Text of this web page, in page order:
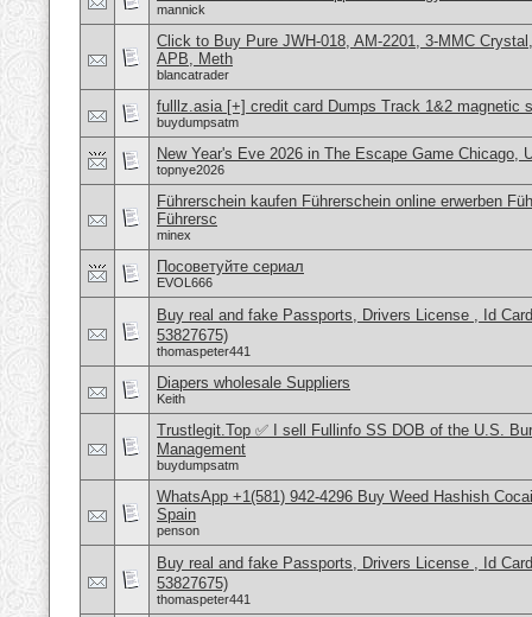
mannick
Click to Buy Pure JWH-018, AM-2201, 3-MMC
APB, Meth
blancatrader
fulllz.asia [+] credit card Dumps Track 1&2 magnetic
buydumpsatm
New Year's Eve 2026 in The Escape Game Chicago,
topnye2026
Führerschein kaufen Führerschein online erwerben
Führersc
minex
Посоветуйте сериал
EVOL666
Buy real and fake Passports, Drivers License , Id
53827675)
thomaspeter441
Diapers wholesale Suppliers
Keith
Trustlegit.Top ✅ I sell Fullinfo SS DOB of the U.S.
Management
buydumpsatm
WhatsApp +1(581) 942-4296 Buy Weed Hashish
Spain
penson
Buy real and fake Passports, Drivers License , Id
53827675)
thomaspeter441